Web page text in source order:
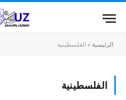
الرئيسية » الفلسطينية
الفلسطينية